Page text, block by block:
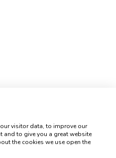
39 - DK-2730 Herlev -
b-h@buch-holm.dk- CVR-nr.:
visitor data, to improve our
to give you a great website
the cookies we use open the